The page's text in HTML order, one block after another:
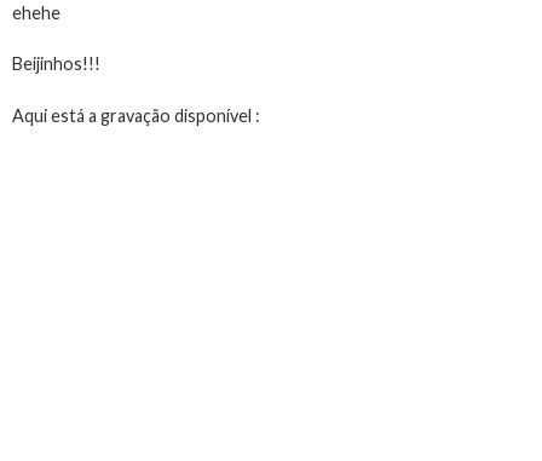
ehehe
Beijinhos!!!
Aqui está a gravação disponível :